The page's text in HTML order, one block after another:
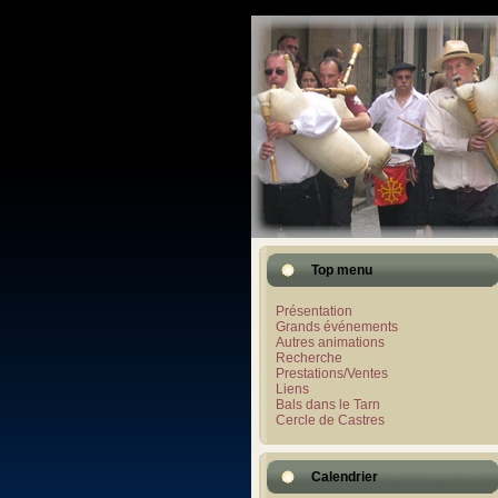
Top menu
Présentation
Grands événements
Autres animations
Recherche
Prestations/Ventes
Liens
Bals dans le Tarn
Cercle de Castres
Calendrier